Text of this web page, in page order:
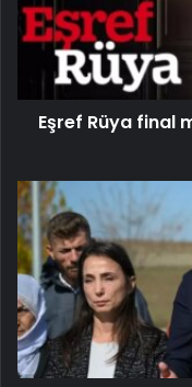
Eşref Rüya final